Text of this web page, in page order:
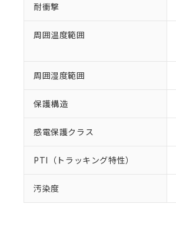
耐衝撃
周囲温度範囲
周囲湿度範囲
保護構造
感電保護クラス
PTI（トラッキング特性）
汚染度